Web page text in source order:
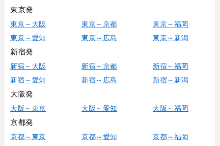
東京発
東京～大阪 東京～京都
東京～福岡
東京～愛知
東京～広島 東京～新潟
新宿発
新宿～大阪 新宿～京都
新宿～福岡
新宿～愛知
新宿～広島 新宿～新潟
大阪発
大阪～東京 大阪～愛知 大阪～福岡
京都発
京都～東京 京都～愛知 京都～福岡